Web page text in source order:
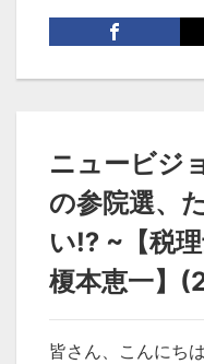
ニュービジ
の参院選、
い⁉ ~【税
榎本恵一】
皆さん、こんにちは